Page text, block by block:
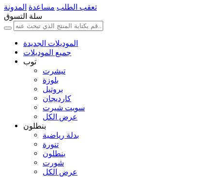
تعقب الطلب مساعدة المدونة
سلة التسوق
الموديلات الجديدة
جميع الموديلات
توب
تيشرت
بلوزة
بروتيل
كارديجان
سويت شيرت
عرض الكل
بنطلون
بدلة رياضية
تنورة
بنطلون
شورت
عرض الكل